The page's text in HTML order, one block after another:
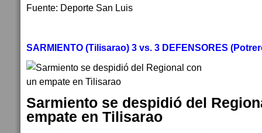
Fuente: Deporte San Luis
SARMIENTO (Tilisarao) 3 vs. 3 DEFENSORES
Sarmiento se despidió del
empate en Tilisarao